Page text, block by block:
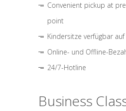
Convenient pickup at
point
Kindersitze verfügbar auf
Online- und Offline-
24/7-Hotline
Business